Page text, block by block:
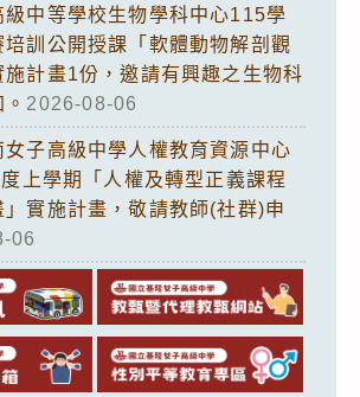
級中等學校生物學科中心115學
訓公開授課「軟體動物解剖觀
施計畫1份，邀請有興趣之生物科
2026-08-06
子高級中學人權教育資源中心
上學期「人權及轉型正義課程
」實施計畫，敬請教師(社群)申
06